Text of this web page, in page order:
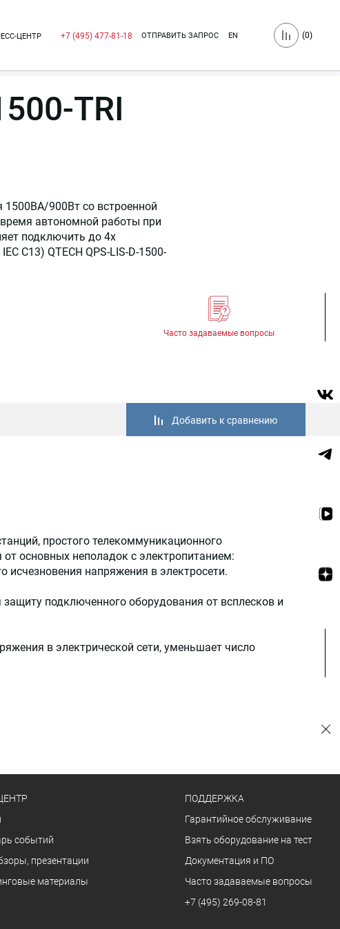
ЦЕНТР +7 (495) 477-81-18 ОТПРАВИТЬ ЗАПРОС EN (0)
TRI
1500ВА/900Вт со встроенной
автономной работы при
подключить до 4х
C13) QTECH QPS-LIS-D-1500-
Часто задаваемые вопросы
Добавить к сравнению
простого телекоммуникационного
основных неполадок с электропитанием:
напряжения в электросети.
подключенного оборудования от всплесков и
в электрической сети, уменьшает число
событий
презентации
материалы
ПОДДЕРЖКА
Гарантийное обслуживание
Взять оборудование на тест
Документация и ПО
Часто задаваемые вопросы
+7 (495) 269-08-81